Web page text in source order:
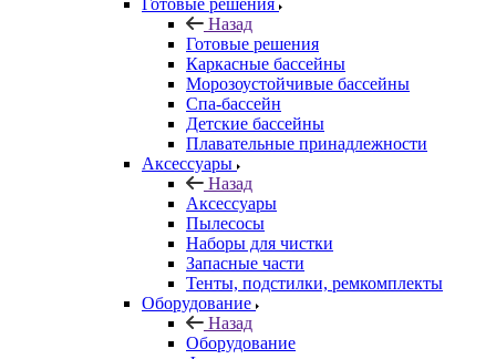
Готовые решения
Назад
Готовые решения
Каркасные бассейны
Морозоустойчивые бассейны
Спа-бассейн
Детские бассейны
Плавательные принадлежности
Аксессуары
Назад
Аксессуары
Пылесосы
Наборы для чистки
Запасные части
Тенты, подстилки, ремкомплекты
Оборудование
Назад
Оборудование